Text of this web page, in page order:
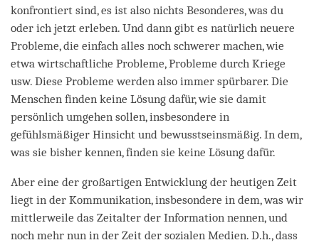
konfrontiert sind, es ist also nichts Besonderes, was du
oder ich jetzt erleben. Und dann gibt es natürlich neuere
Probleme, die einfach alles noch schwerer machen, wie
etwa wirtschaftliche Probleme, Probleme durch Kriege
usw. Diese Probleme werden also immer spürbarer. Die
Menschen finden keine Lösung dafür, wie sie damit
persönlich umgehen sollen, insbesondere in
gefühlsmäßiger Hinsicht und bewusstseinsmäßig. In dem,
was sie bisher kennen, finden sie keine Lösung dafür.
Aber eine der großartigen Entwicklung der heutigen Zeit
liegt in der Kommunikation, insbesondere in dem, was wir
mittlerweile das Zeitalter der Information nennen, und
noch mehr nun in der Zeit der sozialen Medien. D.h., dass